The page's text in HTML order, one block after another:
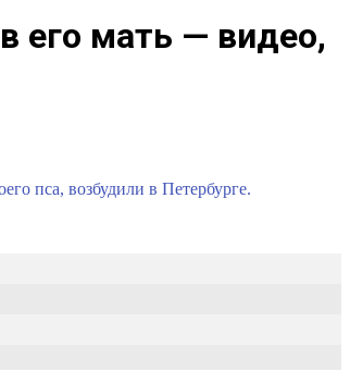
его мать — видео,
пса, возбудили в Петербурге.